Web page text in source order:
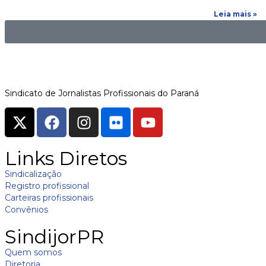
Leia mais »
Sindicato de Jornalistas Profissionais do Paraná
Links Diretos
Sindicalização
Registro profissional
Carteiras profissionais
Convênios
SindijorPR
Quem somos